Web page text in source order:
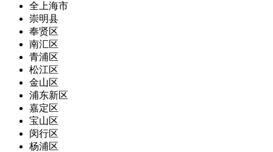
全上海市
崇明县
奉贤区
南汇区
青浦区
松江区
金山区
浦东新区
嘉定区
宝山区
闵行区
杨浦区